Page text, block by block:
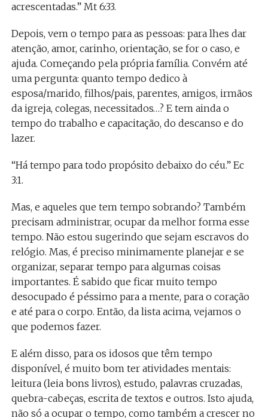
acrescentadas.” Mt 6:33.
Depois, vem o tempo para as pessoas: para lhes dar
atenção, amor, carinho, orientação, se for o caso, e
ajuda. Começando pela própria família. Convém até
uma pergunta: quanto tempo dedico à
esposa/marido, filhos/pais, parentes, amigos, irmãos
da igreja, colegas, necessitados…? E tem ainda o
tempo do trabalho e capacitação, do descanso e do
lazer.
“Há tempo para todo propósito debaixo do céu.” Ec
3:1.
Mas, e aqueles que tem tempo sobrando? Também
precisam administrar, ocupar da melhor forma esse
tempo. Não estou sugerindo que sejam escravos do
relógio. Mas, é preciso minimamente planejar e se
organizar, separar tempo para algumas coisas
importantes. É sabido que ficar muito tempo
desocupado é péssimo para a mente, para o coração
e até para o corpo. Então, da lista acima, vejamos o
que podemos fazer.
E além disso, para os idosos que têm tempo
disponível, é muito bom ter atividades mentais:
leitura (leia bons livros), estudo, palavras cruzadas,
quebra-cabeças, escrita de textos e outros. Isto ajuda,
não só a ocupar o tempo, como também a crescer no